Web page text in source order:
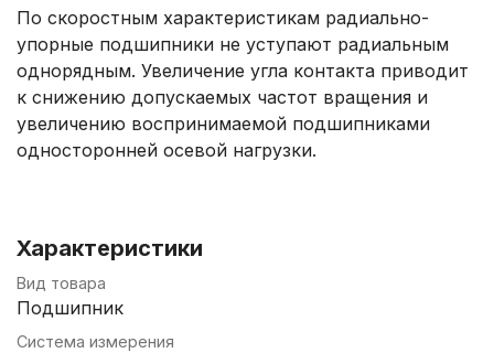
По скоростным характеристикам радиально-
упорные подшипники не уступают радиальным
однорядным. Увеличение угла контакта приводит
к снижению допускаемых частот вращения и
увеличению воспринимаемой подшипниками
односторонней осевой нагрузки.
Характеристики
Вид товара
Подшипник
Система измерения